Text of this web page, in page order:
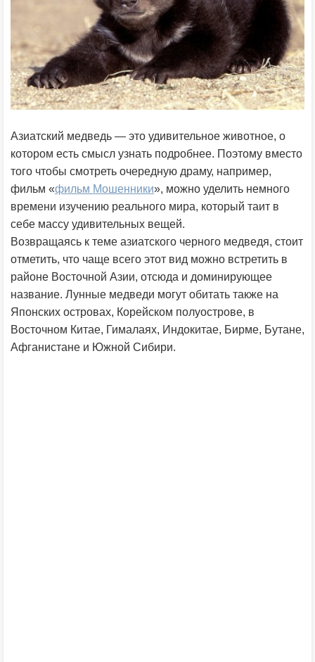
Азиатский медведь — это удивительное животное, о
котором есть смысл узнать подробнее. Поэтому вместо
того чтобы смотреть очередную драму, например,
фильм «фильм Мошенники», можно уделить немного
времени изучению реального мира, который таит в
себе массу удивительных вещей.
Возвращаясь к теме азиатского черного медведя, стоит
отметить, что чаще всего этот вид можно встретить в
районе Восточной Азии, отсюда и доминирующее
название. Лунные медведи могут обитать также на
Японских островах, Корейском полуострове, в
Восточном Китае, Гималаях, Индокитае, Бирме, Бутане,
Афганистане и Южной Сибири.